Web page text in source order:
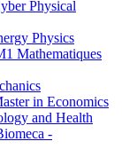
Physical
Physics
Mathematiques
in Economics
and Health
-